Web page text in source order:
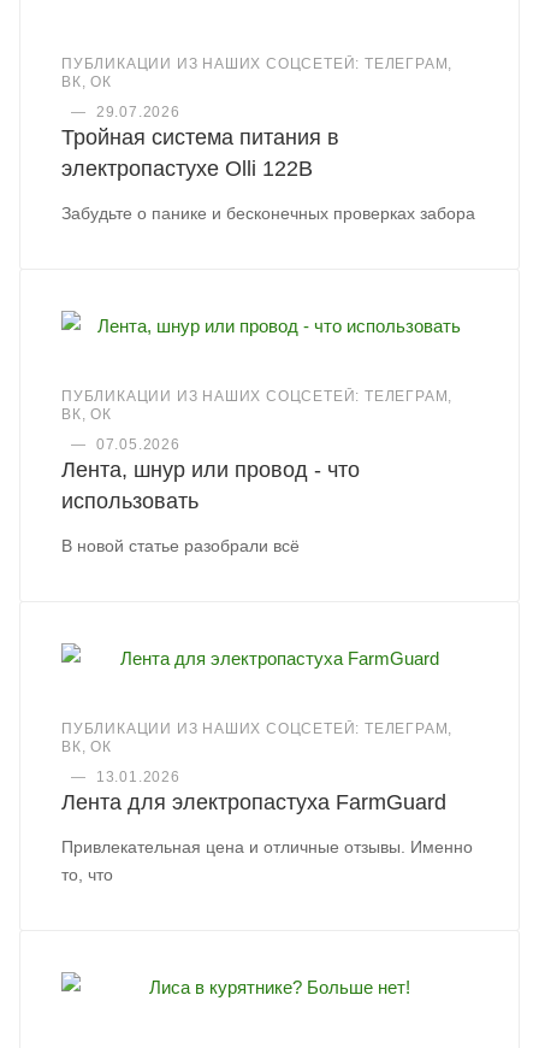
ПУБЛИКАЦИИ ИЗ НАШИХ СОЦСЕТЕЙ: ТЕЛЕГРАМ,
ВК, ОК
—
29.07.2026
Тройная система питания в
электропастухе Olli 122B
Забудьте о панике и бесконечных проверках забора
ПУБЛИКАЦИИ ИЗ НАШИХ СОЦСЕТЕЙ: ТЕЛЕГРАМ,
ВК, ОК
—
07.05.2026
Лента, шнур или провод - что
использовать
В новой статье разобрали всё
ПУБЛИКАЦИИ ИЗ НАШИХ СОЦСЕТЕЙ: ТЕЛЕГРАМ,
ВК, ОК
—
13.01.2026
Лента для электропастуха FarmGuard
Привлекательная цена и отличные отзывы. Именно
то, что